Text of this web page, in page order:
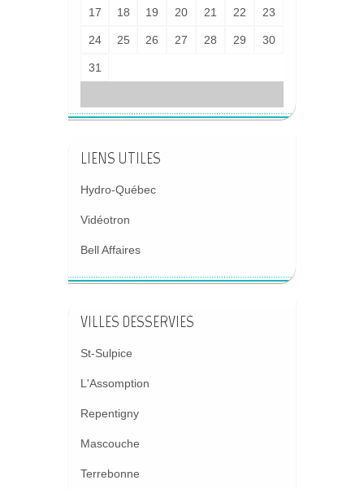
17 18 19 20 21 22 23
24 25 26 27 28 29 30
31
LIENS UTILES
Hydro-Québec
Vidéotron
Bell Affaires
VILLES DESSERVIES
St-Sulpice
L'Assomption
Repentigny
Mascouche
Terrebonne